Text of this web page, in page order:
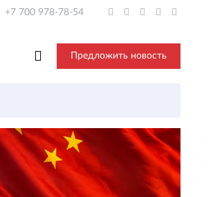
+7 700 978-78-54
Предложить новость